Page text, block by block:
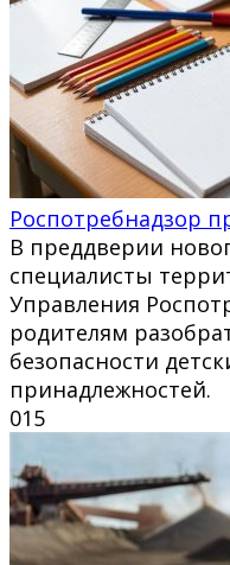
Роспотребнадзор
В преддверии
специалисты
Управления
родителям
безопасности
принадлежностей.
015